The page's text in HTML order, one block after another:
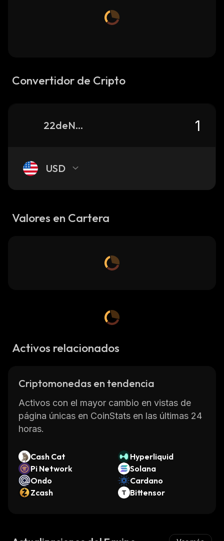
Convertidor de Cripto
22deNCri9bBae1GWZxdaDxipMWdwAUQ2ddvxdSmgpump_solana
USD
Valores en Cartera
Activos relacionados
Criptomonedas en tendencia
Activos con el mayor cambio en vistas de
página únicas en CoinStats en las últimas 24
horas.
Cash Cat
Hyperliquid
Pi Network
Solana
Ondo
Cardano
Zcash
Bittensor